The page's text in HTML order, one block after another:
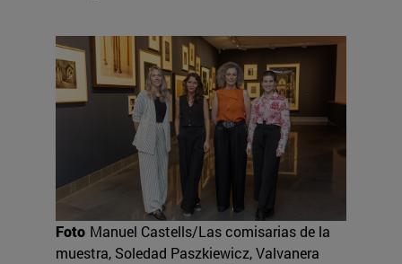
Foto Manuel Castells/Las comisarias de la
muestra, Soledad Paszkiewicz, Valvanera